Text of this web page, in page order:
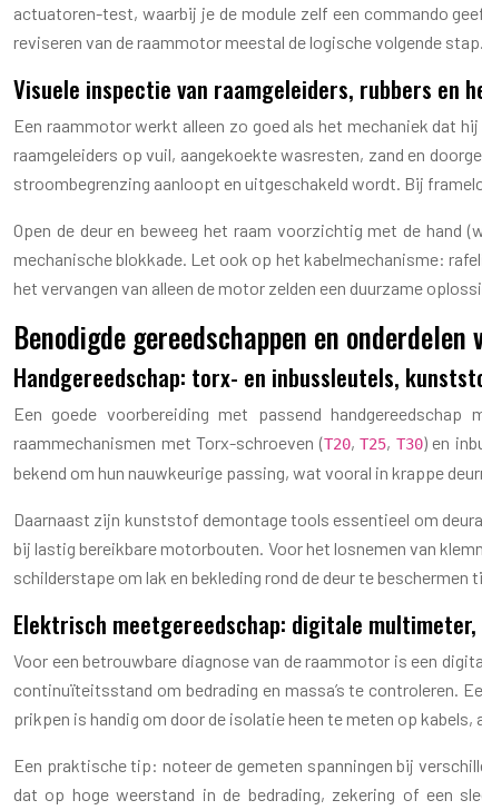
actuatoren-test, waarbij je de module zelf een commando
reviseren van de raammotor meestal de logische volgende stap.
Visuele inspectie van raamgeleiders, rubbers en
Een raammotor werkt alleen zo goed als het mechaniek dat
raamgeleiders op vuil, aangekoekte wasresten, zand en
stroombegrenzing aanloopt en uitgeschakeld wordt. Bij
Open de deur en beweeg het raam voorzichtig met de
mechanische blokkade. Let ook op het kabelmechanisme:
het vervangen van alleen de motor zelden een duurzame
Benodigde gereedschappen en
Handgereedschap: torx- en inbussleutels,
Een goede voorbereiding met passend
raammechanismen met Torx-schroeven (T20,T25, T30) en
bekend om hun nauwkeurige passing, wat vooral in krappe
Daarnaast zijn kunststof demontage tools essentieel om
bij lastig bereikbare motorbouten. Voor het losnemen van
schilderstape om lak en bekleding rond de deur te beschermen
Elektrisch meetgereedschap: digitale
Voor een betrouwbare diagnose van de raammotor is een
continuïteitsstand om bedrading en massa’s te controleren.
prikpen is handig om door de isolatie heen te meten op
Een praktische tip: noteer de gemeten spanningen bij
dat op hoge weerstand in de bedrading, zekering of een